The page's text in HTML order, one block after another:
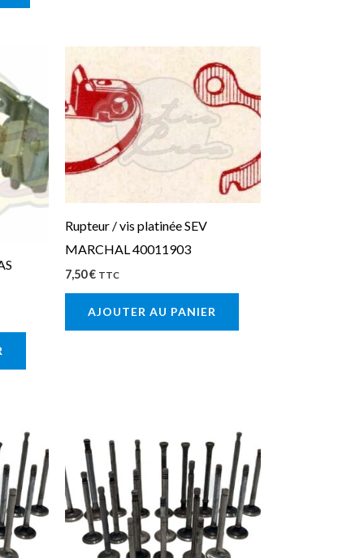
Rupteur / vis platinée SEV
MARCHAL 40011903
7,50€ TTC
AJOUTER AU PANIER
a
plusieurs
variations.
Les
a
plusieurs
variations.
Les